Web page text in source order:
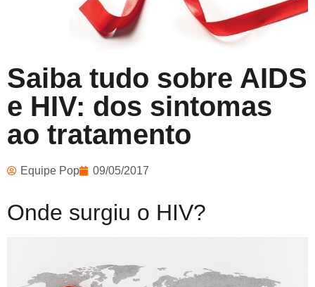
Saiba tudo sobre AIDS
e HIV: dos sintomas
ao tratamento
Equipe Pop 09/05/2017
Onde surgiu o HIV?